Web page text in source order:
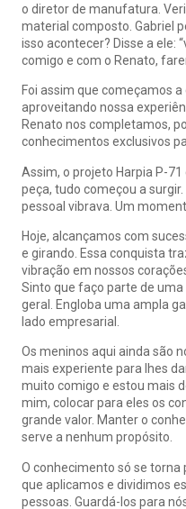
o diretor de manufatura.
material composto. Gabriel
isso acontecer? Disse a ele:
comigo e com o Renato,
Foi assim que começamos
aproveitando nossa
Renato nos completamos,
conhecimentos exclusivos
Assim, o projeto Harpia P-
peça, tudo começou a
pessoal vibrava. Um
Hoje, alcançamos com
e girando. Essa conquista
vibração em nossos
Sinto que faço parte de
geral. Engloba uma ampla
lado empresarial.
Os meninos aqui ainda são
mais experiente para lhes
muito comigo e estou mais
mim, colocar para eles os
grande valor. Manter o
serve a nenhum propósito.
O conhecimento só se
que aplicamos e dividimos
pessoas. Guardá-los para